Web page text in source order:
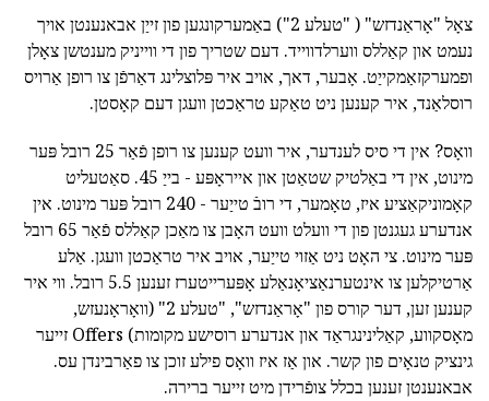
צאָל "אָראַנדזש" ( "טעלע 2") באַמערקונגען פון זייַן אבאנענטן אויך
נעמט און קאַללס ווערלדווייד. דעם שטריך פון די ווייניק מענטשן צאָלן
ופמערקזאַמקייַט. אָבער, דאך, אויב איר פּלוצלינג דאַרפֿן צו רופן אַרויס
רוסלאַנד, איר קענען ניט טאַקע טראַכטן וועגן דעם קאָסטן.
וואָס? אין די סיס לענדער, איר וועט קענען צו רופן פֿאַר 25 רובל פּער
מינוט, אין די באַלטיק שטאַטן און אייראָפּע - בייַ 45. סאַטעליט
קאָמוניקאַציע איז, טאָמער, די רובֿ טייַער - 240 רובל פּער מינוט. אין
אנדערע געגנטן פון די וועלט וועט האָבן צו מאַכן קאַללס פֿאַר 65 רובל
פּער מינוט. צי האָט ניט אַזוי טייַער, אויב איר טראַכטן וועגן. אַלע
אַרטיקלען צו אינטערנאַציאָנאַלע אָפּערייטערז זענען 5.5 רובל. ווי איר
קענען זען, דער קורס פון "אָראַנדזש", "טעלע 2" (וואָראָנעזש,
מאָסקווע, קאַלינינגראַד און אנדערע רוסישע מקומות) Offers זייער
גינציק טנאָים פון קשר. און אַז איז וואָס פילע זוכן צו פאַרבינדן עס.
אבאנענטן זענען בכלל צופֿרידן מיט זייער ברירה.